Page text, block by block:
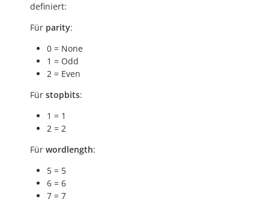
definiert:
Für parity:
0 = None
1 = Odd
2 = Even
Für stopbits:
1 = 1
2 = 2
Für wordlength:
5 = 5
6 = 6
7 = 7